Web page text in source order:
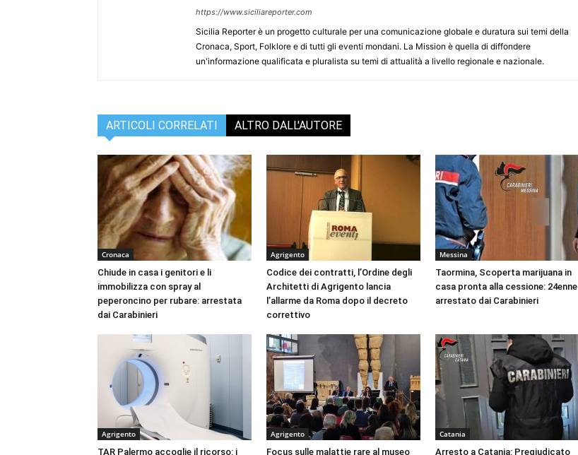
https://www.siciliareporter.com
Sicilia Reporter è un progetto culturale per una comunicazione globale e duratura sui temi della
Cronaca, Sport, Folklore e di tutti gli eventi mondani. La Mission è quella di diffondere
un'informazione qualificata e pluralista su temi di attualità a livello regionale e nazionale.
ARTICOLI CORRELATI ALTRO DALL'AUTORE
Cronaca
Chiude in casa i genitori e li
immobilizza con spray al
peperoncino per rubare: arrestata
dai Carabinieri
Agrigento
Codice dei contratti, l’Ordine degli
Architetti di Agrigento lancia
l’allarme da Roma dopo il decreto
correttivo
Messina
Taormina, Scoperta marijuana in
casa pronta alla cessione: 24enne
arrestato dai Carabinieri
Agrigento
TAR Palermo accoglie il ricorso: i
Agrigento
Focus sulle malattie rare al museo
Catania
Arresto a Catania: Pregiudicato